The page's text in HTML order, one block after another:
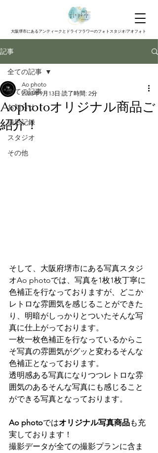
大阪堺市にあるアンティークとドライフラワーのフォトスタジオ/アオフォト
記事
全ての記事
お知らせ
撮影記録
スタジオ
その他
全ての記事
Aophotoオリジナル商品ご
紹介！
Ao photo
2023年9月13日 読了時間: 2分
そして、大阪府堺市にある写真スタジ
オAo photoでは、写真を1枚1枚丁寧に
色補正を行なっておりますが、どこか
レトロな雰囲気を感じることができた
り、明暗がしっかりとついたそんな写
真に仕上がっております。
一枚一枚色補正を行なっているからこ
そ写真の雰囲気がグッと変わるそんな
色補正となっております。
透明感ある写真になりつつレトロな雰
囲気のあるそんな写真にも感じること
ができる写真となっております。
Ao photoではオリジナル写真商品も充
実しております！
撮影データが全ての撮影プランに含ま